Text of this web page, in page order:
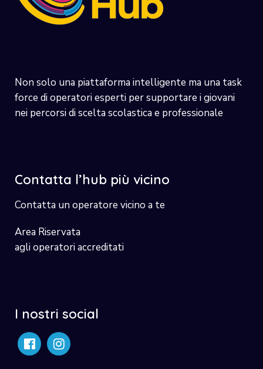
Non solo una piattaforma intelligente ma una task
force di operatori esperti per supportare i giovani
nei percorsi di scelta scolastica e professionale
Contatta l’hub più vicino
Contatta un operatore vicino a te
Area Riservata
agli operatori accreditati
I nostri social